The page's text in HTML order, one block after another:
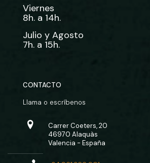
Viernes
8h. a 14h.
Julio y Agosto
7h. a 15h.
CONTACTO
Llama o escríbenos
Carrer Coeters, 20
46970 Alaquàs
Valencia - España